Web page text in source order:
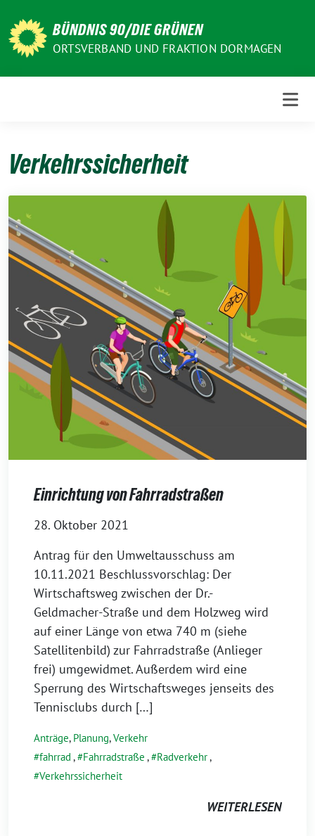
zum
Inhalt
BÜNDNIS 90/DIE GRÜNEN
ORTSVERBAND UND FRAKTION DORMAGEN
Verkehrssicherheit
Einrichtung von Fahrradstraßen
28. Oktober 2021
Antrag für den Umweltausschuss am
10.11.2021 Beschlussvorschlag: Der
Wirtschaftsweg zwischen der Dr.-
Geldmacher-Straße und dem Holzweg wird
auf einer Länge von etwa 740 m (siehe
Satellitenbild) zur Fahrradstraße (Anlieger
frei) umgewidmet. Außerdem wird eine
Sperrung des Wirtschaftsweges jenseits des
Tennisclubs durch […]
Anträge, Planung,Verkehr
fahrrad , Fahrradstraße , Radverkehr,
Verkehrssicherheit
WEITERLESEN